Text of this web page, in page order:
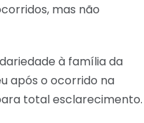
mas não
à família da
após o ocorrido na
total esclarecimento.